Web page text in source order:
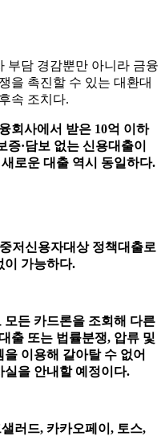
부담 경감뿐만 아니라 금융
을 촉진할 수 있는 대환대
속 조치다.
회사에서 받은 10억 이하
증·담보 없는 신용대출이
로운 대출 역시 동일하다.
중저신용자대상 정책대출로
이 가능하다.
든 카드론을 조회해 다른
출 또는 법률분쟁, 압류 및
이용해 갈아탈 수 없어
실을 안내할 예정이다.
러드, 카카오페이 , 토스,